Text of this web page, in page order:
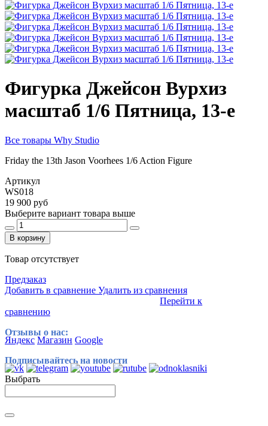
Фигурка Джейсон Вурхиз
масштаб 1/6 Пятница, 13-е
Все товары Why Studio
Friday the 13th Jason Voorhees 1/6 Action Figure
Артикул
WS018
19 900 руб
Выберите вариант товара выше
В корзину
Товар отсутствует
Предзаказ
Добавить в сравнение Удалить из сравнения
Перейти к
сравнению
Отзывы о нас:
Яндекс Магазин Google
Подписывайтесь на новости
Выбрать